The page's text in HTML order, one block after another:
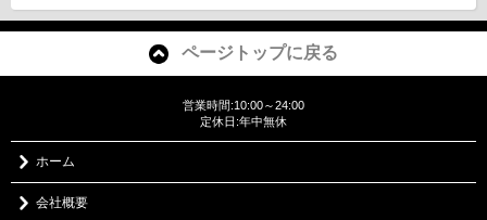
ページトップに戻る
営業時間:10:00～24:00
定休日:年中無休
ホーム
会社概要